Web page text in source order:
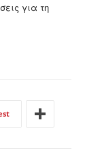
για τη